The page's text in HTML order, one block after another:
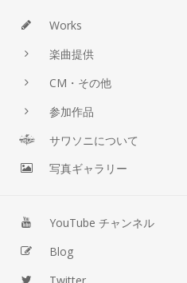
Works
楽曲提供
CM・その他
参加作品
サワソニについて
写真ギャラリー
YouTube チャンネル
Blog
Twitter